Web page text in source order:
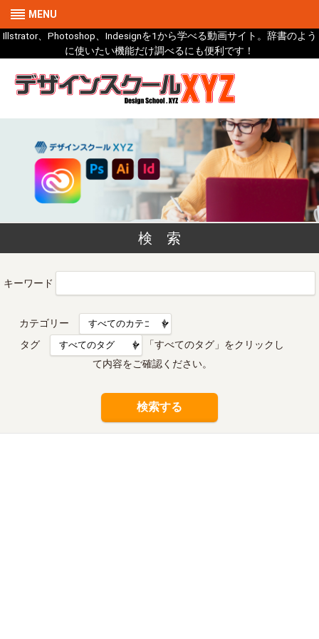
MENU
Illstrator、Photoshop、Indesignを1から学べる動画サイト。辞書のよう
に使いたい機能だけ調べるにも便利です！
検 索
キーワード
カテゴリー
タグ
「すべてのタグ」をクリックし
て内容をご確認ください。
検索する